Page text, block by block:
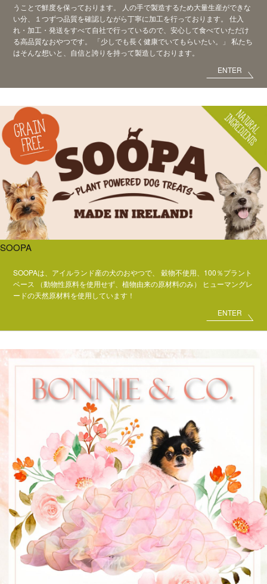
うことで鮮度を保っております。
人の手で製造するため大量生産ができな
い分、
１つずつ品質を確認しながら丁寧に加工を行っております。
仕入
れ・加工・発送をすべて自社で行っているので、安心して食べていただけ
る高品質なおやつです。
「少しでも長く健康でいてもらいたい。」 私たち
はそんな想いと、自信と誇りを持って製造しております。
ENTER
SOOPA
SOOPAは、アイルランド産の犬のおやつで、
穀物不使用、100％プラント
ベース
（動物性原料を使用せず、植物由来の原材料のみ）
ヒューマングレ
ードの天然原材料を使用しています！
ENTER